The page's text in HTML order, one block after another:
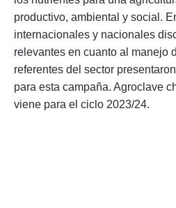
productivo, ambiental y social.
internacionales y nacionales
relevantes en cuanto al manejo
referentes del sector
para esta campaña. Agroclave
viene para el ciclo 2023/24.